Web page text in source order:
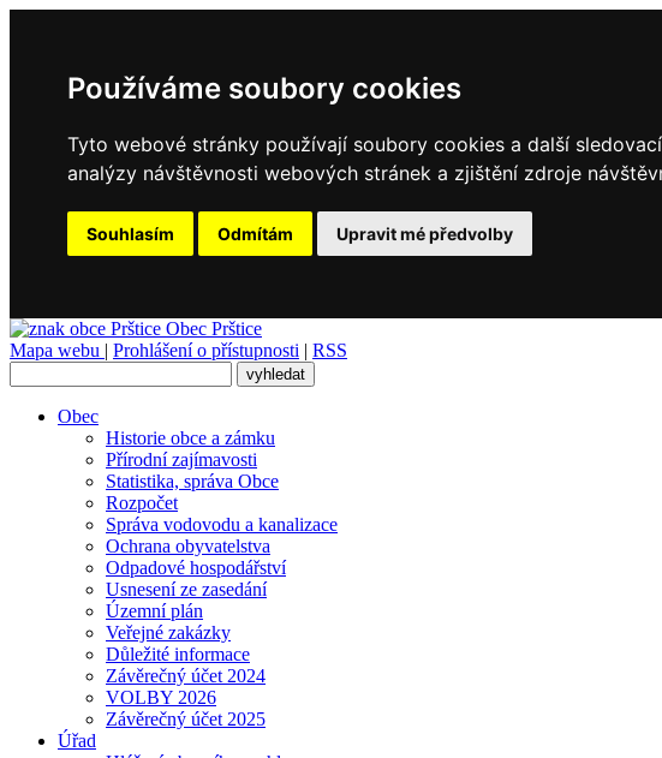
Používáme soubory cookies
Tyto webové stránky používají soubory cookies a další
analýzy návštěvnosti webových stránek a zjištění zdroje
Souhlasím Odmítám Upravit mé předvolby
Obec Prštice
Mapa webu | Prohlášení o přístupnosti | RSS
Obec
Historie obce a zámku
Přírodní zajímavosti
Statistika, správa Obce
Rozpočet
Správa vodovodu a kanalizace
Ochrana obyvatelstva
Odpadové hospodářství
Usnesení ze zasedání
Územní plán
Veřejné zakázky
Důležité informace
Závěrečný účet 2024
VOLBY 2026
Závěrečný účet 2025
Úřad